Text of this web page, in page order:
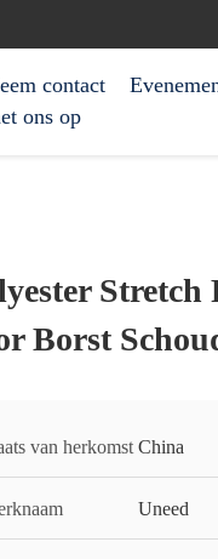
contact
ons op
Borst
van herkomst China
Uneed